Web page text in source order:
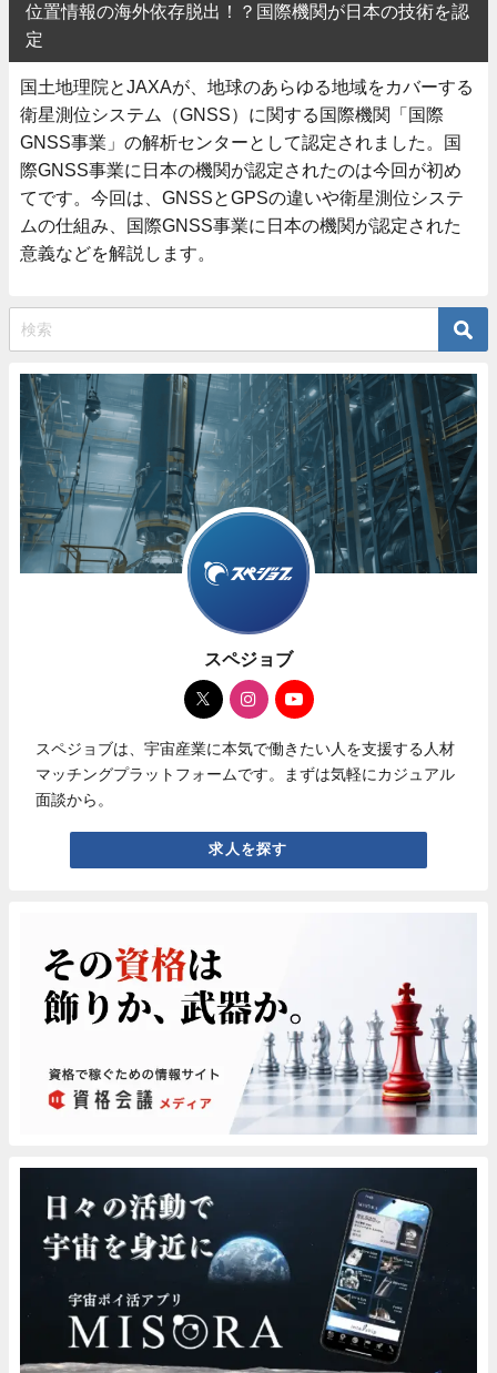
位置情報の海外依存脱出！？国際機関が日本の技術を認
定
国土地理院とJAXAが、地球のあらゆる地域をカバーする
衛星測位システム（GNSS）に関する国際機関「国際
GNSS事業」の解析センターとして認定されました。国
際GNSS事業に日本の機関が認定されたのは今回が初め
てです。今回は、GNSSとGPSの違いや衛星測位システ
ムの仕組み、国際GNSS事業に日本の機関が認定された
意義などを解説します。
スペジョブ
スペジョブは、宇宙産業に本気で働きたい人を支援する人材
マッチングプラットフォームです。まずは気軽にカジュアル
面談から。
求人を探す